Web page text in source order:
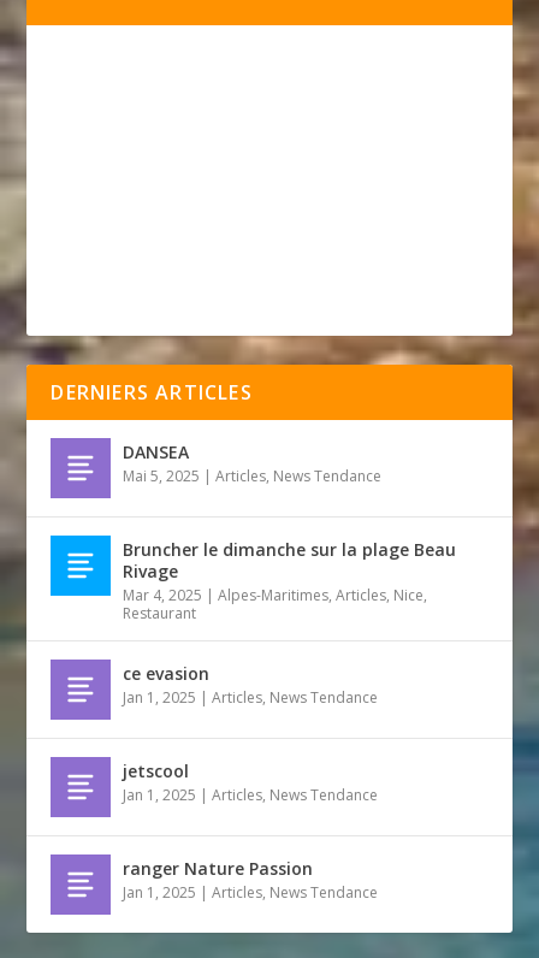
DERNIERS ARTICLES
DANSEA
Mai 5, 2025 |Articles, News Tendance
Bruncher le dimanche sur la plage Beau
Rivage
Mar 4, 2025 |Alpes-Maritimes,Articles, Nice,
Restaurant
ce evasion
Jan 1, 2025 |Articles, News Tendance
jetscool
Jan 1, 2025 |Articles, News Tendance
ranger Nature Passion
Jan 1, 2025 |Articles, News Tendance